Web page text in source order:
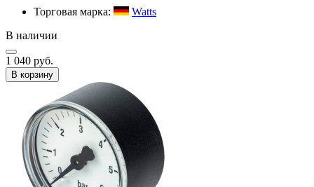
Торговая марка:
Watts
В наличии
1 040 руб.
В корзину